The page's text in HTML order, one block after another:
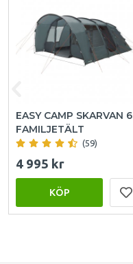
EASY CAMP SKARVAN 6
FAMILJETÄLT
(59)
4 995 kr
KÖP